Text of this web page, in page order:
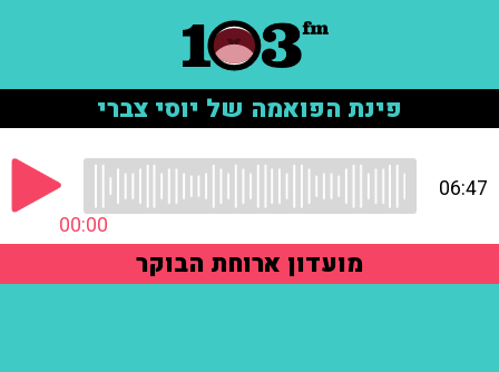
פינת הפואמה של יוסי צברי
00:00
06:47
מועדון ארוחת הבוקר